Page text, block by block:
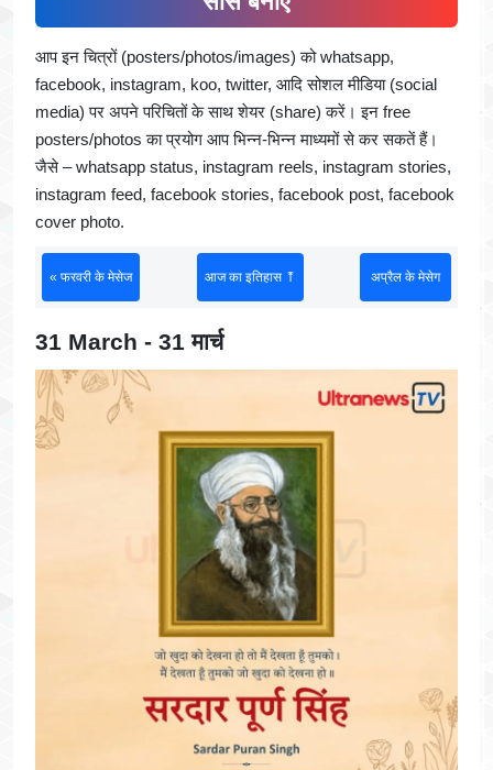
आप इन चित्रों (posters/photos/images) को whatsapp,
facebook, instagram, koo, twitter, आदि सोशल मीडिया (social
media) पर अपने परिचितों के साथ शेयर (share) करें। इन free
posters/photos का प्रयोग आप भिन्न-भिन्न माध्यमों से कर सकतें हैं।
जैसे – whatsapp status, instagram reels, instagram stories,
instagram feed, facebook stories, facebook post, facebook
cover photo.
« फरवरी के मेसेज आज का इतिहास ⤒ अप्रैल के मेसेग
31 March - 31 मार्च